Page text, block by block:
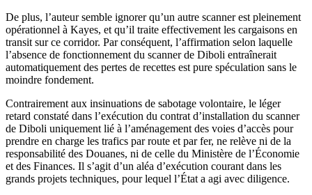
De plus, l’auteur semble ignorer qu’un autre scanner est pleinement
opérationnel à Kayes, et qu’il traite effectivement les cargaisons en
transit sur ce corridor. Par conséquent, l’affirmation selon laquelle
l’absence de fonctionnement du scanner de Diboli entraînerait
automatiquement des pertes de recettes est pure spéculation sans le
moindre fondement.
Contrairement aux insinuations de sabotage volontaire, le léger
retard constaté dans l’exécution du contrat d’installation du scanner
de Diboli uniquement lié à l’aménagement des voies d’accès pour
prendre en charge les trafics par route et par fer, ne relève ni de la
responsabilité des Douanes, ni de celle du Ministère de l’Économie
et des Finances. Il s’agit d’un aléa d’exécution courant dans les
grands projets techniques, pour lequel l’État a agi avec diligence.